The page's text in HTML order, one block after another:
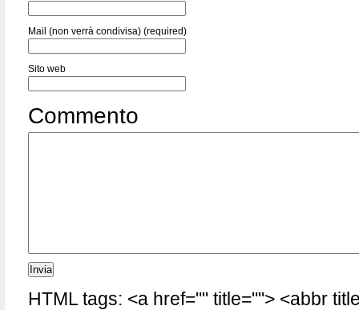
Mail (non verrà condivisa) (required)
Sito web
Commento
HTML tags: <a href="" title=""> <abbr